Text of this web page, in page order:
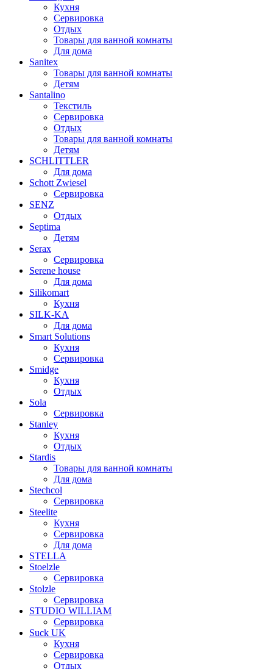
Кухня
Сервировка
Отдых
Товары для ванной комнаты
Для дома
Sanitex
Товары для ванной комнаты
Детям
Santalino
Текстиль
Сервировка
Отдых
Товары для ванной комнаты
Детям
SCHLITTLER
Для дома
Schott Zwiesel
Сервировка
SENZ
Отдых
Septima
Детям
Serax
Сервировка
Serene house
Для дома
Silikomart
Кухня
SILK-KA
Для дома
Smart Solutions
Кухня
Сервировка
Smidge
Кухня
Отдых
Sola
Сервировка
Stanley
Кухня
Отдых
Stardis
Товары для ванной комнаты
Для дома
Stechcol
Сервировка
Steelite
Кухня
Сервировка
Для дома
STELLA
Stoelzle
Сервировка
Stolzle
Сервировка
STUDIO WILLIAM
Сервировка
Suck UK
Кухня
Сервировка
Отдых